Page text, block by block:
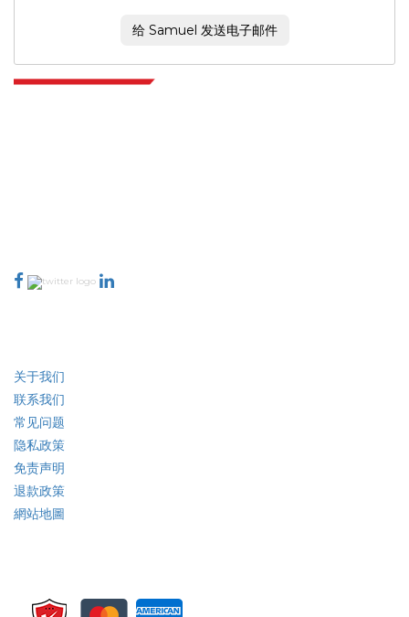
给 Samuel 发送电子邮件
关于我们
联系我们
常见问题
隐私政策
免责声明
退款政策
網站地圖